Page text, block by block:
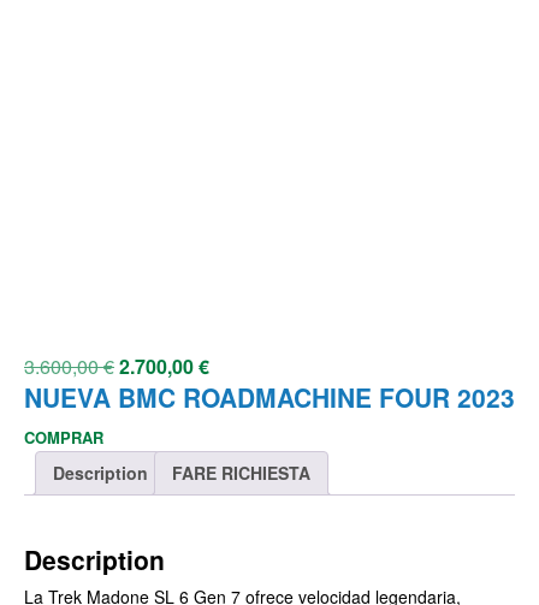
3.600,00€2.700,00€
NUEVA BMC ROADMACHINE FOUR 2023
COMPRAR
Description FARE RICHIESTA
Description
La Trek Madone SL 6 Gen 7 ofrece velocidad legendaria,